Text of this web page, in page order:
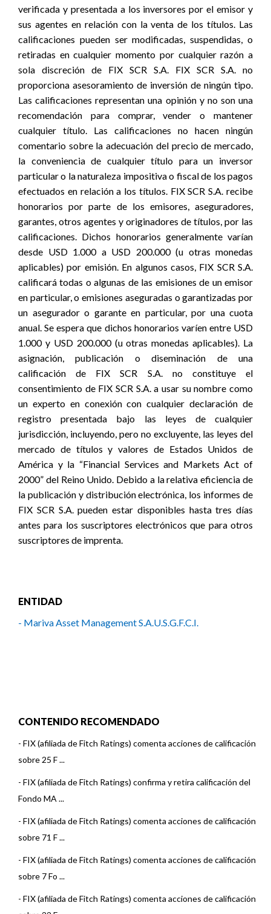
verificada y presentada a los inversores por el emisor y
sus agentes en relación con la venta de los títulos. Las
calificaciones pueden ser modificadas, suspendidas, o
retiradas en cualquier momento por cualquier razón a
sola discreción de FIX SCR S.A. FIX SCR S.A. no
proporciona asesoramiento de inversión de ningún tipo.
Las calificaciones representan una opinión y no son una
recomendación para comprar, vender o mantener
cualquier título. Las calificaciones no hacen ningún
comentario sobre la adecuación del precio de mercado,
la conveniencia de cualquier título para un inversor
particular o la naturaleza impositiva o fiscal de los pagos
efectuados en relación a los títulos. FIX SCR S.A. recibe
honorarios por parte de los emisores, aseguradores,
garantes, otros agentes y originadores de títulos, por las
calificaciones. Dichos honorarios generalmente varían
desde USD 1.000 a USD 200.000 (u otras monedas
aplicables) por emisión. En algunos casos, FIX SCR S.A.
calificará todas o algunas de las emisiones de un emisor
en particular, o emisiones aseguradas o garantizadas por
un asegurador o garante en particular, por una cuota
anual. Se espera que dichos honorarios varíen entre USD
1.000 y USD 200.000 (u otras monedas aplicables). La
asignación, publicación o diseminación de una
calificación de FIX SCR S.A. no constituye el
consentimiento de FIX SCR S.A. a usar su nombre como
un experto en conexión con cualquier declaración de
registro presentada bajo las leyes de cualquier
jurisdicción, incluyendo, pero no excluyente, las leyes del
mercado de títulos y valores de Estados Unidos de
América y la “Financial Services and Markets Act of
2000” del Reino Unido. Debido a la relativa eficiencia de
la publicación y distribución electrónica, los informes de
FIX SCR S.A. pueden estar disponibles hasta tres días
antes para los suscriptores electrónicos que para otros
suscriptores de imprenta.
ENTIDAD
- Mariva Asset Management S.A.U.S.G.F.C.I.
CONTENIDO RECOMENDADO
- FIX (afiliada de Fitch Ratings) comenta acciones de calificación
sobre 25 F ...
- FIX (afiliada de Fitch Ratings) confirma y retira calificación del
Fondo MA ...
- FIX (afiliada de Fitch Ratings) comenta acciones de calificación
sobre 71 F ...
- FIX (afiliada de Fitch Ratings) comenta acciones de calificación
sobre 7 Fo ...
- FIX (afiliada de Fitch Ratings) comenta acciones de calificación